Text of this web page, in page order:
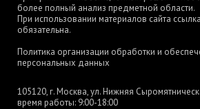
более полный анализ предметной области.
При использовании материалов сайта
обязательна.
Политика организации обработки и
персональных данных
105120, г. Москва, ул. Нижняя
время работы: 9:00-18:00